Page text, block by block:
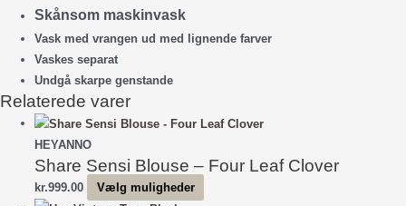
Skånsom maskinvask
Vask med vrangen ud med lignende farver
Vaskes separat
Undgå skarpe genstande
Relaterede varer
HEYANNO
Share Sensi Blouse – Four Leaf Clover
kr.999.00 Vælg muligheder